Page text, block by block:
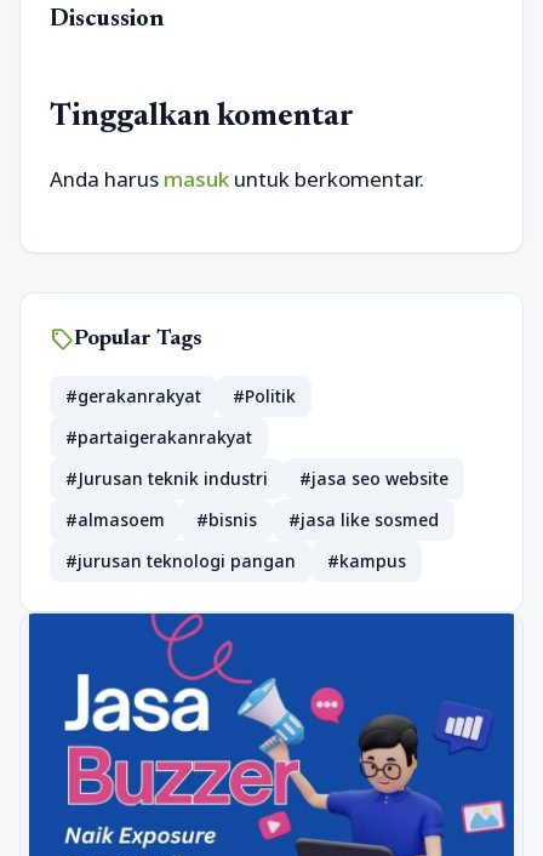
Discussion
Tinggalkan komentar
Anda harus masuk untuk berkomentar.
sellPopular Tags
#gerakanrakyat
#Politik
#partaigerakanrakyat
#Jurusan teknik industri
#jasa seo website
#almasoem
#bisnis
#jasa like sosmed
#jurusan teknologi pangan
#kampus